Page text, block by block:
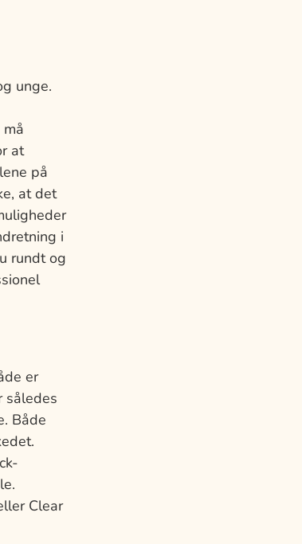
unge.
at
på
at det
i
rundt og
er
således
Både
Clear